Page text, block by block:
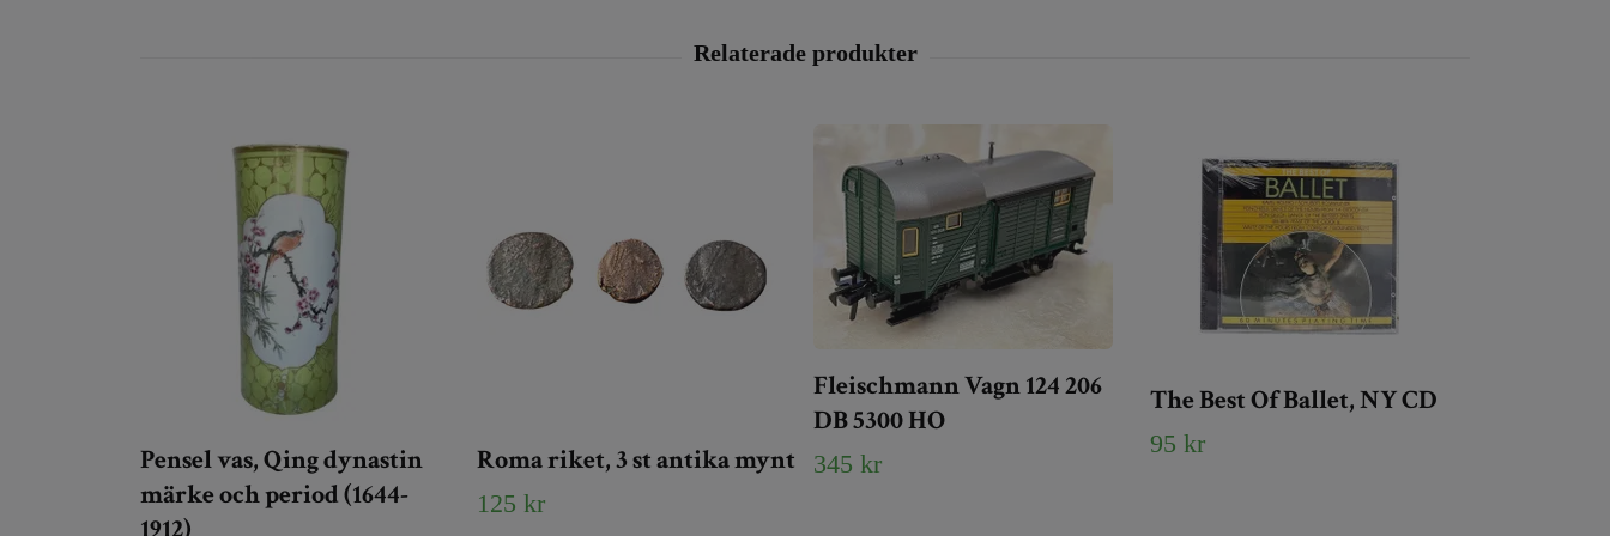
Pensel vas, Qing dynastin
märke och period (1644-
Roma riket, 3 st antika mynt
125 kr
Fleischmann Vagn 124 206
DB 5300 HO
345 kr
The Best Of Ballet, NY CD
95 kr